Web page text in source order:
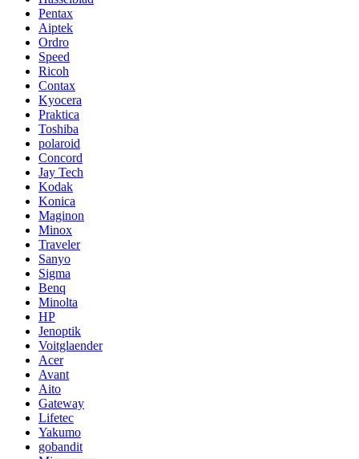
Pentax
Aiptek
Ordro
Speed
Ricoh
Contax
Kyocera
Praktica
Toshiba
polaroid
Concord
Jay Tech
Kodak
Konica
Maginon
Minox
Traveler
Sanyo
Sigma
Benq
Minolta
HP
Jenoptik
Voitglaender
Acer
Avant
Aito
Gateway
Lifetec
Yakumo
gobandit